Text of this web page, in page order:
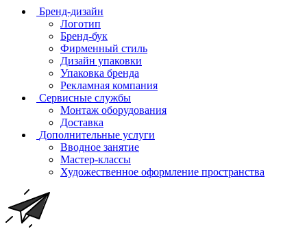
Бренд-дизайн
Логотип
Бренд-бук
Фирменный стиль
Дизайн упаковки
Упаковка бренда
Рекламная компания
Сервисные службы
Монтаж оборудования
Доставка
Дополнительные услуги
Вводное занятие
Мастер-классы
Художественное оформление пространства